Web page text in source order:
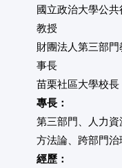
國立政治大學公
教授
財團法人第三部
事長
​苗栗社區大學校長​
​專長：
第三部門、人力
方法論、跨部門
經歷：